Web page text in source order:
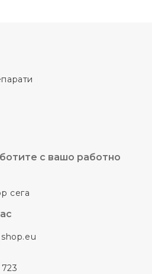
с вашо работно
сега